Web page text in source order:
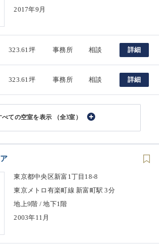
2017年9月
323.61坪 事務所 相談 詳細
323.61坪 事務所 相談 詳細
（全3室）
東京都中央区新富1丁目18-8
東京メトロ有楽町線 新富町駅 3分
地上9階 / 地下1階
2003年11月